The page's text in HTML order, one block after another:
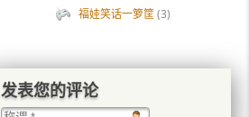
福娃笑话一箩筐(3)
发表您的评论